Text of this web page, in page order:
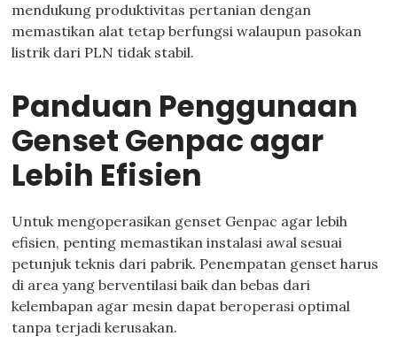
mendukung produktivitas pertanian dengan
memastikan alat tetap berfungsi walaupun pasokan
listrik dari PLN tidak stabil.
Panduan Penggunaan
Genset Genpac agar
Lebih Efisien
Untuk mengoperasikan genset Genpac agar lebih
efisien, penting memastikan instalasi awal sesuai
petunjuk teknis dari pabrik. Penempatan genset harus
di area yang berventilasi baik dan bebas dari
kelembapan agar mesin dapat beroperasi optimal
tanpa terjadi kerusakan.